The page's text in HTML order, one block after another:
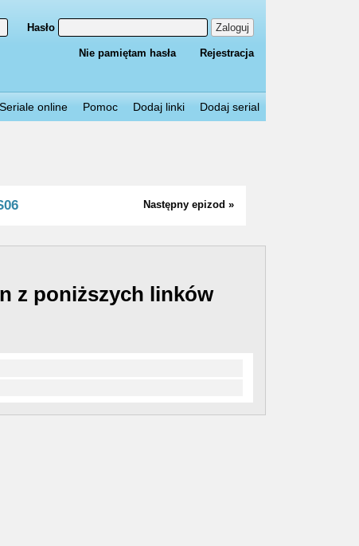
Hasło Zaloguj
Nie pamiętam hasła Rejestracja
Seriale online Pomoc Dodaj linki Dodaj serial
Następny epizod »
z poniższych linków